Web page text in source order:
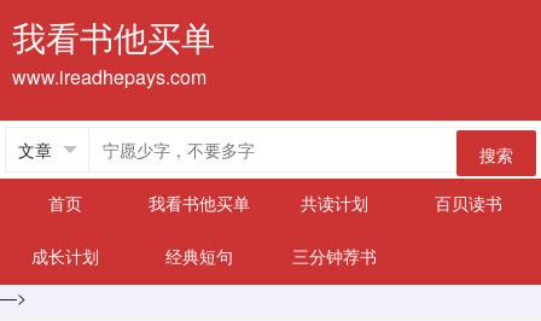
我看书他买单
www.ireadhepays.com
搜索
首页
我看书他买单 共读计划 百贝读书
成长计划 经典短句
三分钟荐书
—>